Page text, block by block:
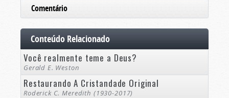
Comentário
Conteúdo Relacionado
Você realmente teme a Deus?
Gerald E. Weston
Restaurando A Cristandade Original
Roderick C. Meredith (1930-2017)